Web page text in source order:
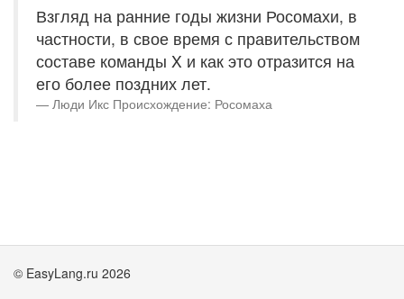
Взгляд на ранние годы жизни Росомахи, в
частности, в свое время с правительством
составе команды X и как это отразится на
его более поздних лет.
Люди Икс Происхождение: Росомаха
© EasyLang.ru 2026